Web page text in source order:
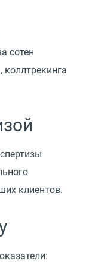
сотен
коллтрекинга
клиентов.